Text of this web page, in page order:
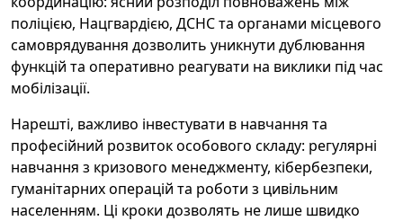
поліцією, Нацгвардією, ДСНС та органами місцевого
самоврядування дозволить уникнути дублювання
функцій та оперативно реагувати на виклики під час
мобілізації.
Нарешті, важливо інвестувати в навчання та
професійний розвиток особового складу: регулярні
навчання з кризового менеджменту, кібербезпеки,
гуманітарних операцій та роботи з цивільним
населенням. Ці кроки дозволять не лише швидко